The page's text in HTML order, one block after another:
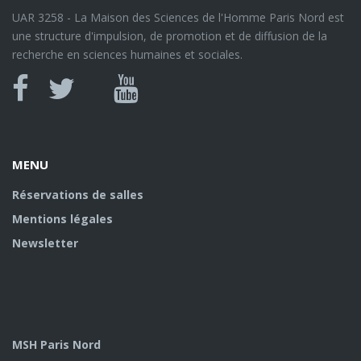
UAR 3258 - La Maison des Sciences de l'Homme Paris Nord est
une structure d'impulsion, de promotion et de diffusion de la
recherche en sciences humaines et sociales.
Canal
MENU
Réservations de salles
Mentions légales
Newsletter
MSH Paris Nord